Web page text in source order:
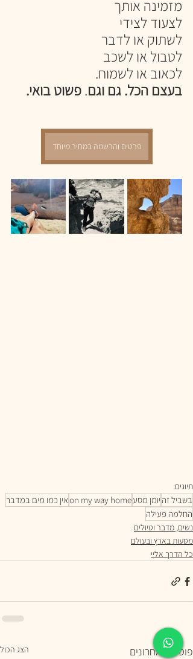
מזמינה אותך
לצעוד לצידי
לשתוק או לדבר
לטבול או לשכב
לכאוב או לשמוח.
בעצם הכל. גם וגם. פשוט בואי.
פרטים והרשמה במחיר מיוחד
תיוגים:
בשביל זה יומן מסעon my way homeאין כמו מים במדבר
החלמה פעילה
נשים, מדבר וטיולים
מסעות בארץ ובעולם
כל הדרך אליי
פוסטים אחרונים הצג הכול